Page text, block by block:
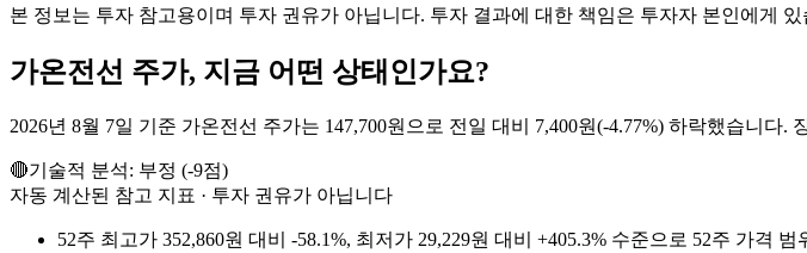
본 정보는 투자 참고용이며 투자 권유가 아닙니다. 투자 결과에 대한 책임은 투자자 본인에게 있
가온전선 주가, 지금 어떤 상태인가요?
2026년 8월 7일 기준 가온전선 주가는 147,700원으로 전일 대비 7,400원(-4.77%) 하락했습니다.
🔴기술적 분석: 부정 (-9점)
자동 계산된 참고 지표 · 투자 권유가 아닙니다
52주 최고가 352,860원 대비 -58.1%, 최저가 29,229원 대비 +405.3% 수준으로 52주 가격